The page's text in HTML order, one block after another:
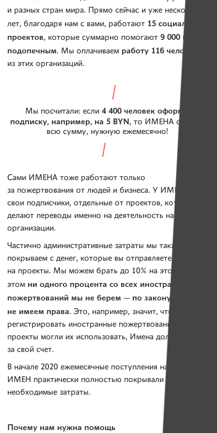
и разных стран мира. Прямо сейчас и уже несколько
лет, благодаря нам с вами, работают 15 социальных
проектов, которые суммарно помогают 9 000 (!)
подопечным. Мы оплачиваем работу 116 человек
из этих организаций.
Мы посчитали: если 4 400 человек оформят
подписку, например, на 5 BYN, то ИМЕНА соберут
всю сумму, нужную ежемесячно!
Сами ИМЕНА тоже работают только
за пожертвования от людей и бизнеса. У ИМЕН —
свои подписчики, отдельные от проектов, которые
делают переводы именно на деятельность нашей
организации.
Частично административные затраты мы также
покрываем с денег, которые вы отправляете
на проекты. Мы можем брать до 10% на это. При
этом ни одного процента со всех иностранных
пожертвований мы не берем — по закону вообще
не имеем права. Это, например, значит, что
регистрировать иностранные пожертвования, чтобы
проекты могли их использовать, Имена должны
за свой счет.
В начале 2020 ежемесячные поступления на работу
ИМЕН практически полностью покрывали все
необходимые затраты.
Почему нам нужна помощь